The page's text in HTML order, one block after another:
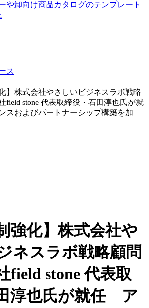
や卸向け商品カタログのテンプレート
ス
】株式会社やさしいビジネスラボ戦略
field stone 代表取締役・石田淳也氏が就
およびパートナーシップ構築を加
強化】株式会社や
ネスラボ戦略顧問
field stone 代表取
淳也氏が就任 ア